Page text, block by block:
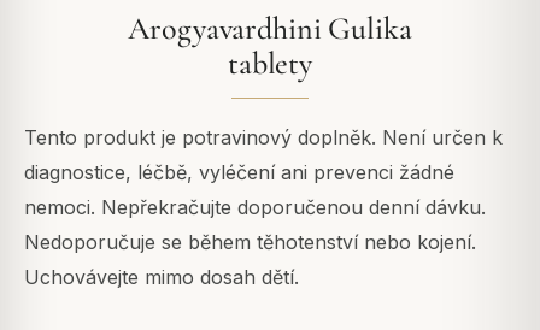
Arogyavardhini Gulika
tablety
Tento produkt je potravinový doplněk. Není určen k
diagnostice, léčbě, vyléčení ani prevenci žádné
nemoci. Nepřekračujte doporučenou denní dávku.
Nedoporučuje se během těhotenství nebo kojení.
Uchovávejte mimo dosah dětí.